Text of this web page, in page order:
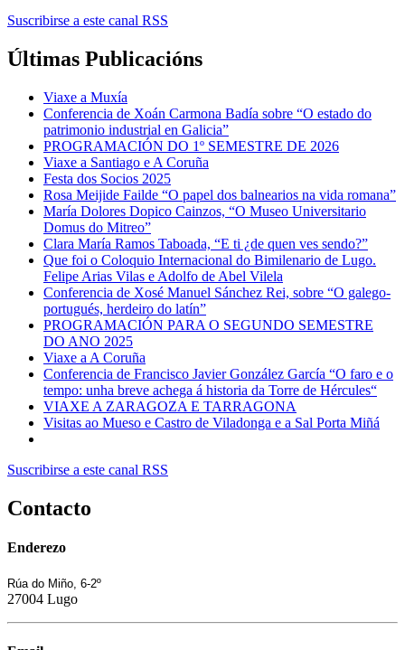
Suscribirse a este canal RSS
Últimas Publicacións
Viaxe a Muxía
Conferencia de Xoán Carmona Badía sobre “O estado do
patrimonio industrial en Galicia”
PROGRAMACIÓN DO 1º SEMESTRE DE 2026
Viaxe a Santiago e A Coruña
Festa dos Socios 2025
Rosa Meijide Failde “O papel dos balnearios na vida romana”
María Dolores Dopico Cainzos, “O Museo Universitario
Domus do Mitreo”
Clara María Ramos Taboada, “E ti ¿de quen ves sendo?”
Que foi o Coloquio Internacional do Bimilenario de Lugo.
Felipe Arias Vilas e Adolfo de Abel Vilela
Conferencia de Xosé Manuel Sánchez Rei, sobre “O galego-
portugués, herdeiro do latín”
PROGRAMACIÓN PARA O SEGUNDO SEMESTRE
DO ANO 2025
Viaxe a A Coruña
Conferencia de Francisco Javier González García “O faro e o
tempo: unha breve achega á historia da Torre de Hércules“
VIAXE A ZARAGOZA E TARRAGONA
Visitas ao Mueso e Castro de Viladonga e a Sal Porta Miñá
Suscribirse a este canal RSS
Contacto
Enderezo
Rúa do Miño, 6-2º
27004 Lugo